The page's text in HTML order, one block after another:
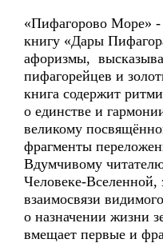
«Пифагорово Море»
книгу «Дары
афоризмы,
пифагорейцев и
книга содержит
о единстве и
великому
фрагменты
Вдумчивому
Человеке-Вселенной,
взаимосвязи
о назначении жизни
вмещает первые и